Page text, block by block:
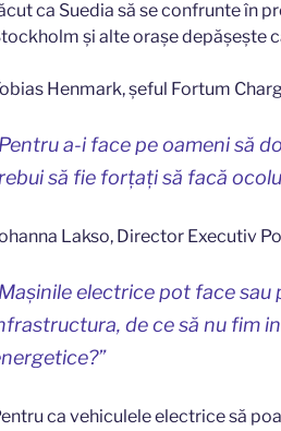
ca Suedia să se confrunte în
și alte orașe depășește
Henmark, șeful Fortum
a-i face pe oameni să
să fie forțați să facă
Lakso, Director Executiv
electrice pot face
de ce să nu fim
ca vehiculele electrice să